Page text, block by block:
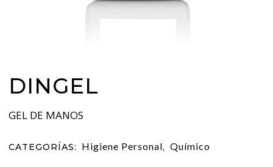
DINGEL
GEL DE MANOS
CATEGORÍAS: Higiene Personal, Químico